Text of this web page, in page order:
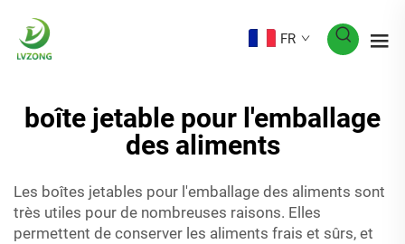
FR
boîte jetable pour l'emballage
des aliments
Les boîtes jetables pour l'emballage des aliments sont
très utiles pour de nombreuses raisons. Elles
permettent de conserver les aliments frais et sûrs, et